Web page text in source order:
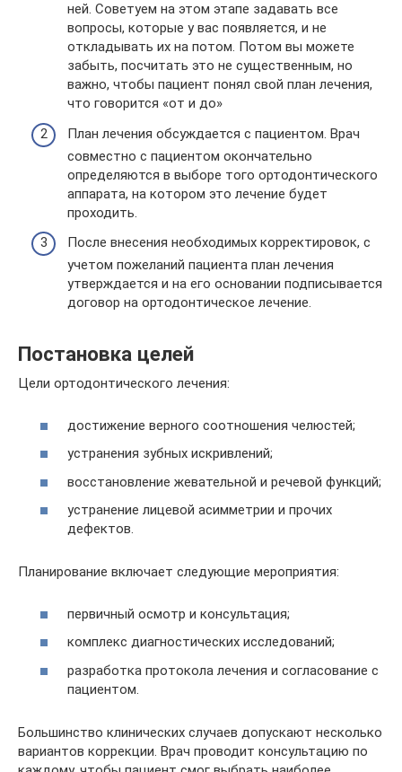
ней. Советуем на этом этапе задавать все
вопросы, которые у вас появляется, и не
откладывать их на потом. Потом вы можете
забыть, посчитать это не существенным, но
важно, чтобы пациент понял свой план лечения,
что говорится «от и до»
План лечения обсуждается с пациентом. Врач
совместно с пациентом окончательно
определяются в выборе того ортодонтического
аппарата, на котором это лечение будет
проходить.
После внесения необходимых корректировок, с
учетом пожеланий пациента план лечения
утверждается и на его основании подписывается
договор на ортодонтическое лечение.
Постановка целей
Цели ортодонтического лечения:
достижение верного соотношения челюстей;
устранения зубных искривлений;
восстановление жевательной и речевой функций;
устранение лицевой асимметрии и прочих
дефектов.
Планирование включает следующие мероприятия:
первичный осмотр и консультация;
комплекс диагностических исследований;
разработка протокола лечения и согласование с
пациентом.
Большинство клинических случаев допускают несколько
вариантов коррекции. Врач проводит консультацию по